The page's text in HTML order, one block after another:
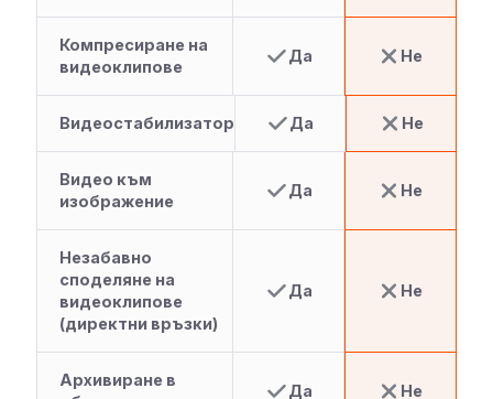
Компресиране на
видеоклипове
Да Не
Видеостабилизатор Да Не
Видео към
изображение
Да Не
Незабавно
споделяне на
видеоклипове
(директни връзки)
Да Не
Архивиране в
Да Не